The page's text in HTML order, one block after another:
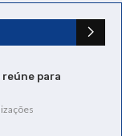
para